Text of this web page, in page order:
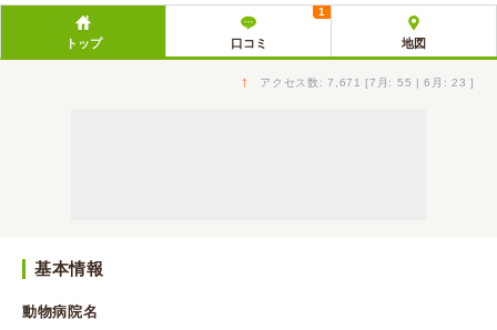
トップ 口コミ
1
地図
↑ アクセス数: 7,671 [7月: 55 | 6月: 23 ]
基本情報
動物病院名